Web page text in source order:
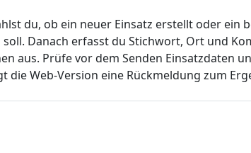
du, ob ein neuer Einsatz erstellt oder ein
Danach erfasst du Stichwort, Ort und
aus. Prüfe vor dem Senden Einsatzdaten
die Web-Version eine Rückmeldung zum